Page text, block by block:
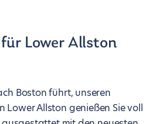
Lower Allston
Boston führt, unseren
Lower Allston genießen Sie voll